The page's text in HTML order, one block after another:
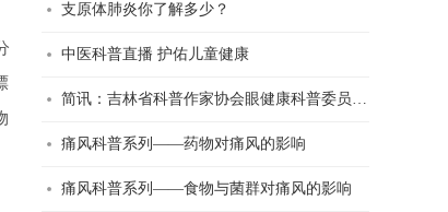
支原体肺炎你了解多少？
中医科普直播 护佑儿童健康
简讯：吉林省科普作家协会眼健康科普委员会------科普中国专家讲科普 近视预防的干预方法系列活动
痛风科普系列——药物对痛风的影响
痛风科普系列——食物与菌群对痛风的影响